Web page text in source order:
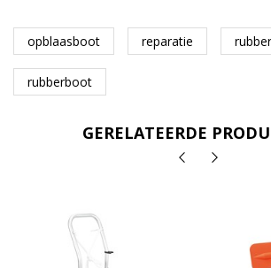
opblaasboot reparatie rubber
rubberboot
GERELATEERDE